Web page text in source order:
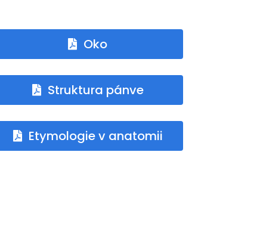
Oko
Struktura pánve
Etymologie v anatomii